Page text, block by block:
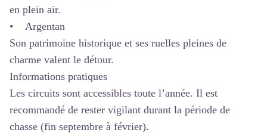
en plein air.
• Argentan
Son patrimoine historique et ses ruelles pleines de
charme valent le détour.
Informations pratiques
Les circuits sont accessibles toute l’année. Il est
recommandé de rester vigilant durant la période de
chasse (fin septembre à février).